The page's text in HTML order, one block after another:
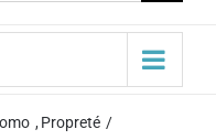
Propreté